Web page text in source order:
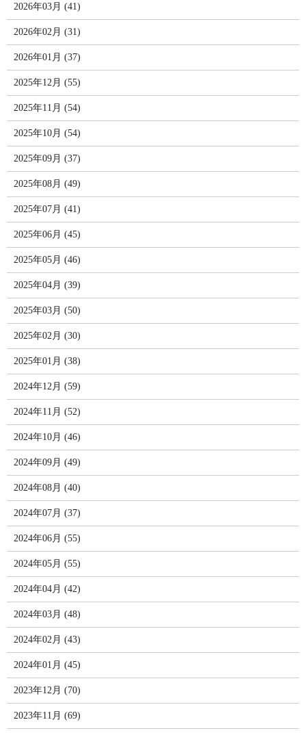
2026年03月 (41)
2026年02月 (31)
2026年01月 (37)
2025年12月 (55)
2025年11月 (54)
2025年10月 (54)
2025年09月 (37)
2025年08月 (49)
2025年07月 (41)
2025年06月 (45)
2025年05月 (46)
2025年04月 (39)
2025年03月 (50)
2025年02月 (30)
2025年01月 (38)
2024年12月 (59)
2024年11月 (52)
2024年10月 (46)
2024年09月 (49)
2024年08月 (40)
2024年07月 (37)
2024年06月 (55)
2024年05月 (55)
2024年04月 (42)
2024年03月 (48)
2024年02月 (43)
2024年01月 (45)
2023年12月 (70)
2023年11月 (69)